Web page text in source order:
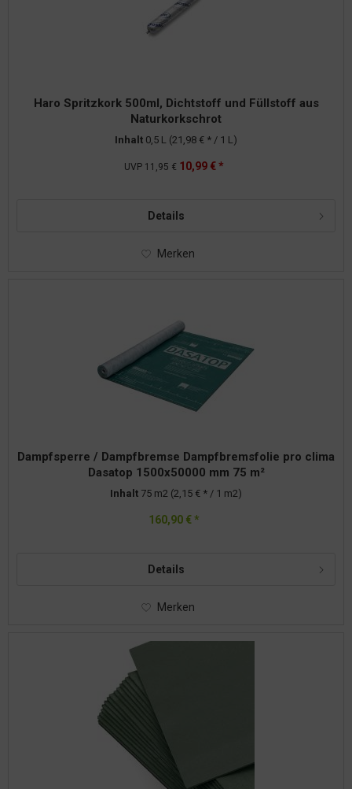
Haro Spritzkork 500ml, Dichtstoff und Füllstoff aus
Naturkorkschrot
Inhalt 0,5 L (21,98 € * / 1 L)
UVP 11,95 € 10,99 € *
Details
Merken
Dampfsperre / Dampfbremse Dampfbremsfolie pro clima
Dasatop 1500x50000 mm 75 m²
Inhalt 75 m2 (2,15 € * / 1 m2)
160,90 € *
Details
Merken